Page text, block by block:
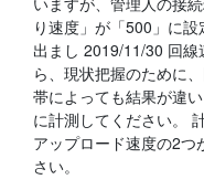
り速度」が「500」に
出まし 2019/11/30 回
ら、現状把握のために
帯によっても結果が違
に計測してください。
アップロード速度の2
さい。